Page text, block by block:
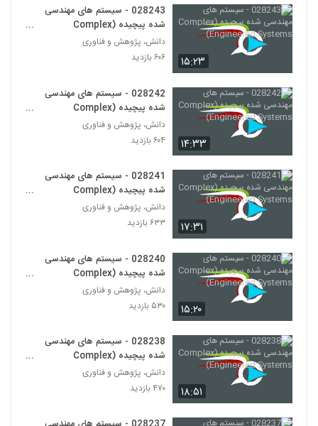
028257 - طراحی سیستم های پیچیده
247
۵۶۳ بازدید
248
028259 - طراحی سیستم های پیچیده
(Complex Systems Design)
028260 - طراحی سیستم های پیچیده
۴۸۱ بازدید
250
028261 - طراحی سیستم های پیچیده
۶۵۰ بازدید
028262 - طراحی سیستم های پیچیده
(Complex Systems Design)
028263 - طراحی سیستم های پیچیده
۶۱۵ بازدید
028264 - طراحی سیستم های پیچیده
۱۵:۲۳
028243 - سیستم های مهندسی
شده پیچیده (Complex
Engineered Systems)
دانش، پژوهش و فناوری
۶۰۶ بازدید
۱۴:۳۳
028242 - سیستم های مهندسی
شده پیچیده (Complex
Engineered Systems)
دانش، پژوهش و فناوری
۶۰۴ بازدید
۱۷:۳۱
028241 - سیستم های مهندسی
شده پیچیده (Complex
Engineered Systems)
دانش، پژوهش و فناوری
۶۳۳ بازدید
۱۵:۲۰
028240 - سیستم های مهندسی
شده پیچیده (Complex
Engineered Systems)
دانش، پژوهش و فناوری
۵۳۰ بازدید
۱۸:۵۱
028238 - سیستم های مهندسی
شده پیچیده (Complex
Engineered Systems)
دانش، پژوهش و فناوری
۴۷۰ بازدید